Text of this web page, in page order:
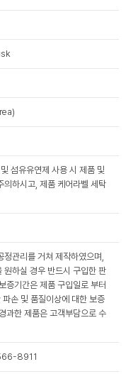
섬유유연제 사용 시 제품 및
의하시고, 제품 케어라벨 세탁
관리를 거쳐 제작하였으며,
원하실 경우 반드시 구입한 판
증기간은 제품 구입일로 부터
손 및 품질이상에 대한 보증
과한 제품은 고객부담으로 수
8911